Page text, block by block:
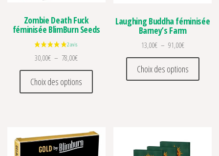
Zombie Death Fuck
féminisée BlimBurn Seeds
30,00€ – 78,00€Plage de prix : 30,00€ à 78,00€
Choix des options
Ce produit a plusieurs variations. Les
Laughing Buddha féminisée
Barney’s Farm
13,00€ – 91,00€Plage de prix
Choix des options
Ce